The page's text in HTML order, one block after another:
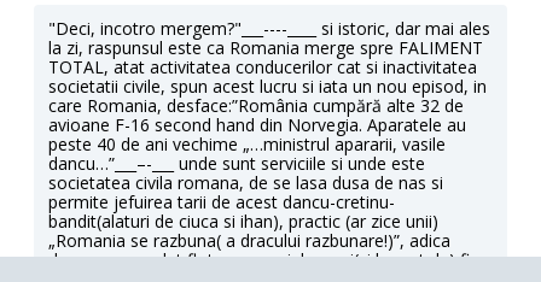
"Deci, incotro mergem?"___----____ si istoric, dar mai ales
la zi, raspunsul este ca Romania merge spre FALIMENT
TOTAL, atat activitatea conducerilor cat si inactivitatea
societatii civile, spun acest lucru si iata un nou episod, in
care Romania, desface:”România cumpără alte 32 de
avioane F-16 second hand din Norvegia. Aparatele au
peste 40 de ani vechime „…ministrul apararii, vasile
dancu…”___–-___ unde sunt serviciile si unde este
societatea civila romana, de se lasa dusa de nas si
permite jefuirea tarii de acest dancu-cretinu-
bandit(alaturi de ciuca si ihan), practic (ar zice unii)
„Romania se razbuna( a dracului razbunare!)”, adica
dupa ce a vandut flota comerciala ca si(si la pret de) fier